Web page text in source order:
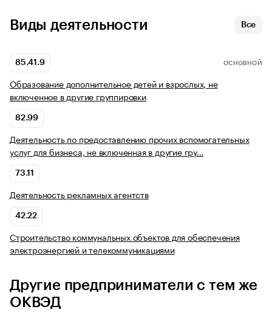
Виды деятельности Все
85.41.9 ОСНОВНОЙ
Образование дополнительное детей и взрослых, не
включенное в другие группировки
82.99
Деятельность по предоставлению прочих вспомогательных
услуг для бизнеса, не включенная в другие гру…
73.11
Деятельность рекламных агентств
42.22
Строительство коммунальных объектов для обеспечения
электроэнергией и телекоммуникациями
Другие предприниматели с тем же
ОКВЭД